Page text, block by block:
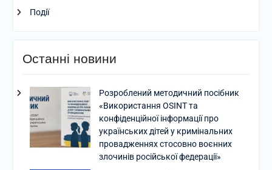
Події
Останні новини
Розроблений методичний посібник
«Використання OSINT та
конфіденційної інформації про
українських дітей у кримінальних
провадженнях стосовно воєнних
злочинів російської федерації»